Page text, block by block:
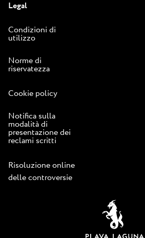
Legal
Condizioni di
utilizzo
Norme di
riservatezza
Cookie policy
Notifica sulla
modalità di
presentazione dei
reclami scritti
Risoluzione online
delle controversie